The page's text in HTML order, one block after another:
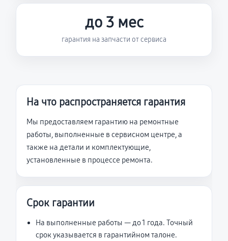
до 3 мес
гарантия на запчасти от сервиса
На что распространяется гарантия
Мы предоставляем гарантию на ремонтные
работы, выполненные в сервисном центре, а
также на детали и комплектующие,
установленные в процессе ремонта.
Срок гарантии
На выполненные работы — до 1 года. Точный
срок указывается в гарантийном талоне.